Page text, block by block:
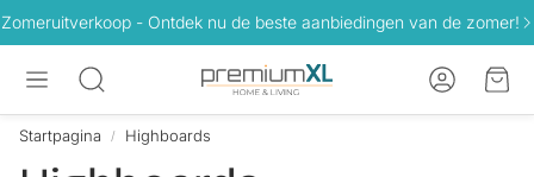
Zomeruitverkoop - Ontdek nu de beste aanbiedingen van de zomer!
Zoeken
Account
Startpagina Highboards